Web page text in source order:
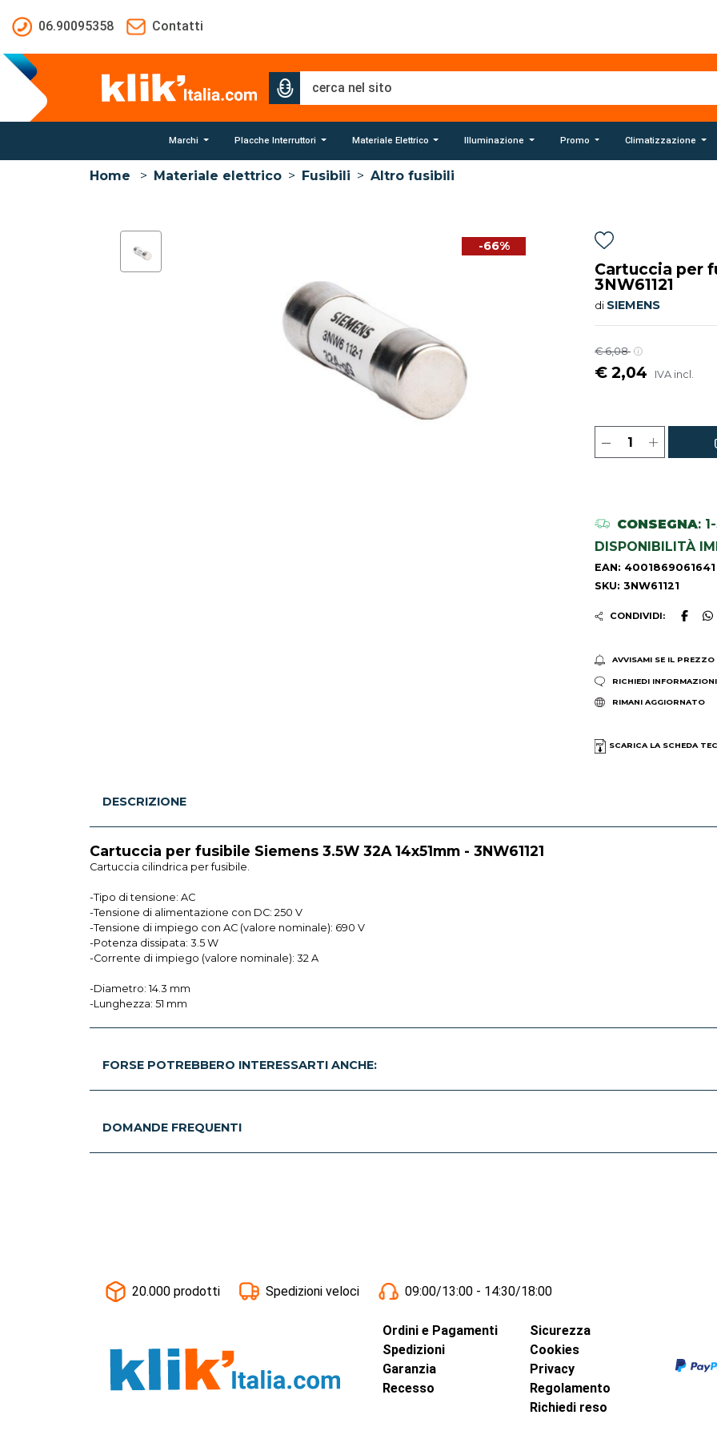
06.90095358
Contatti
Marchi Placche Interruttori Materiale Elettrico Illuminazione Promo Climatizzazione
Home > Materiale elettrico > Fusibili > Altro fusibili
-66%
Cartuccia per
3NW61121
di SIEMENS
€ 6,08
€ 2,04 IVA incl.
CONSEGNA:
DISPONIBILITÀ
EAN: 4001869061641
SKU: 3NW61121
CONDIVIDI:
AVVISAMI SE IL PREZZO
RICHIEDI INFORMAZIONI
RIMANI AGGIORNATO
SCARICA LA SCHEDA
DESCRIZIONE
Cartuccia per fusibile Siemens 3.5W 32A 14x51mm - 3NW61121
Cartuccia cilindrica per fusibile.
-Tipo di tensione: AC
-Tensione di alimentazione con DC: 250 V
-Tensione di impiego con AC (valore nominale): 690 V
-Potenza dissipata: 3.5 W
-Corrente di impiego (valore nominale): 32 A
-Diametro: 14.3 mm
-Lunghezza: 51 mm
FORSE POTREBBERO INTERESSARTI ANCHE:
DOMANDE FREQUENTI
20.000 prodotti Spedizioni veloci 09:00/13:00 - 14:30/18:00
Ordini e Pagamenti
Spedizioni
Garanzia
Recesso
Sicurezza
Cookies
Privacy
Regolamento
Richiedi reso